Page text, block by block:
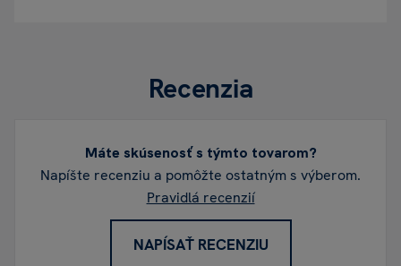
Recenzia
Máte skúsenosť s týmto tovarom?
Napíšte recenziu a pomôžte ostatným s výberom.
Pravidlá recenzií
NAPÍSAŤ RECENZIU